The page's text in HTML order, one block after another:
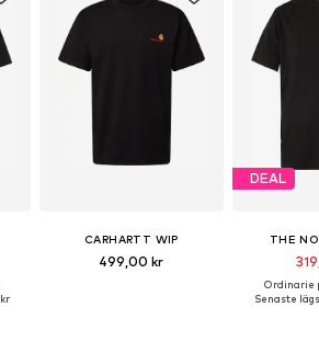
CARHARTT WIP
499,00 kr
DEAL
THE
Ordinarie
Senaste